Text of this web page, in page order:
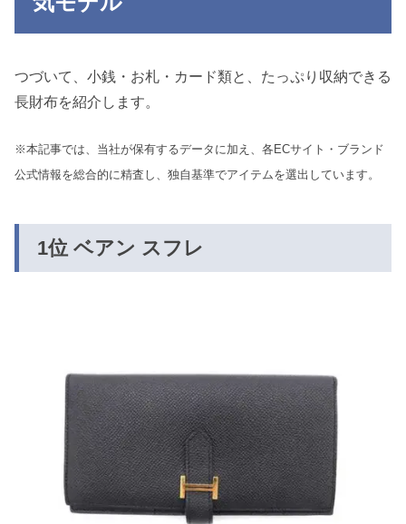
つづいて、小銭・お札・カード類と、たっぷり収納できる
長財布を紹介します。
※本記事では、当社が保有するデータに加え、各ECサイト・ブランド
公式情報を総合的に精査し、独自基準でアイテムを選出しています。
1位 ベアン スフレ